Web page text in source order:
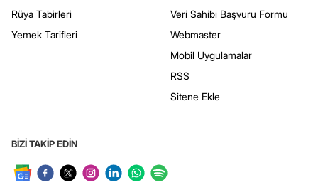
Rüya Tabirleri
Yemek Tarifleri
Veri Sahibi Başvuru Formu
Webmaster
Mobil Uygulamalar
RSS
Sitene Ekle
BİZİ TAKİP EDİN